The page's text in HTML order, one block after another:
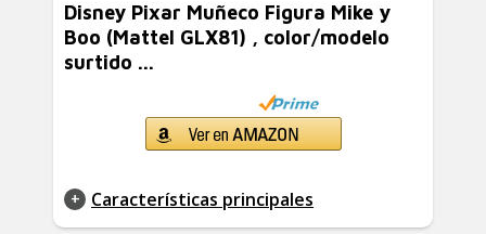
Disney Pixar Muñeco Figura Mike y
Boo (Mattel GLX81) , color/modelo
surtido ...
Características principales